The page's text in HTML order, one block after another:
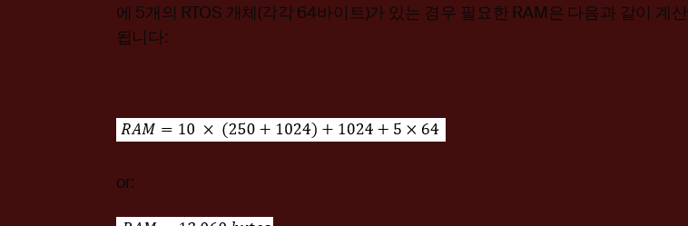
에 5개의 RTOS 개체(각각 64바이트)가 있는 경우 필요한 RAM은 다음과 같이 계산
됩니다:
or: